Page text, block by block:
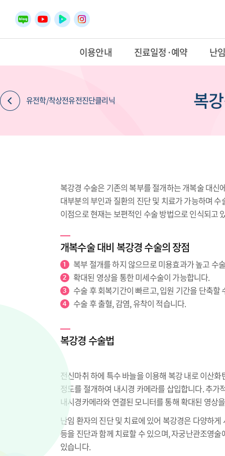
이용안내 진료일정·예약 난
유전학/착상전유전진단클리닉 복
복강경 수술은 기존의 복부를 절개하는 개복술 대
대부분의 부인과 질환의 진단 및 치료가 가능하며
이점으로 현재는 보편적인 수술 방법으로 인식되고
개복수술 대비 복강경 수술의 장점
복부 절개를 하지 않으므로 미용효과가 높고 수
확대된 영상을 통한 미세수술이 가능합니다.
수술 후 회복기간이 빠르고, 입원 기간을 단축
수술 후 출혈, 감염, 유착이 적습니다.
복강경 수술법
전신마취 하에 특수 바늘을 이용해 복강 내로 이산
정도를 절개하여 내시경 카메라를 삽입합니다. 추
내시경카메라와 연결된 모니터를 통해 확대된 영상
난임 환자의 진단 및 치료에 있어 복강경은 다양하
등을 진단과 함께 치료할 수 있으며, 자궁난관조영
있습니다.